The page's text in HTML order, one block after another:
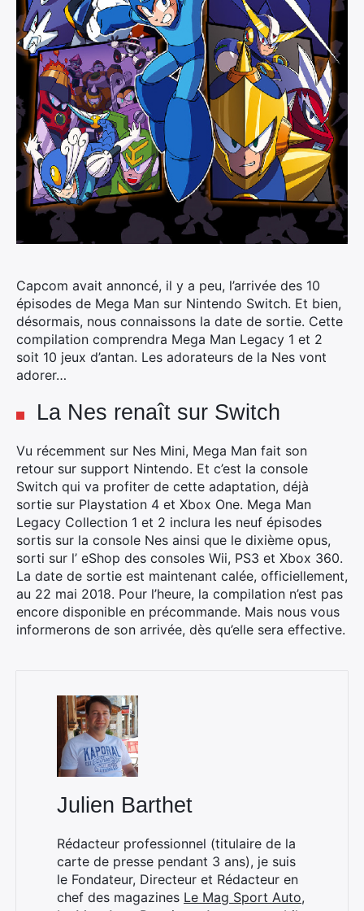
Capcom avait annoncé, il y a peu, l’arrivée des 10
épisodes de Mega Man sur Nintendo Switch. Et bien,
désormais, nous connaissons la date de sortie. Cette
compilation comprendra Mega Man Legacy 1 et 2
soit 10 jeux d’antan. Les adorateurs de la Nes vont
adorer…
La Nes renaît sur Switch
Vu récemment sur Nes Mini, Mega Man fait son
retour sur support Nintendo. Et c’est la console
Switch qui va profiter de cette adaptation, déjà
sortie sur Playstation 4 et Xbox One. Mega Man
Legacy Collection 1 et 2 inclura les neuf épisodes
sortis sur la console Nes ainsi que le dixième opus,
sorti sur l’ eShop des consoles Wii, PS3 et Xbox 360.
La date de sortie est maintenant calée, officiellement,
au 22 mai 2018. Pour l’heure, la compilation n’est pas
encore disponible en précommande. Mais nous vous
informerons de son arrivée, dès qu’elle sera effective.
Julien Barthet
Rédacteur professionnel (titulaire de la
carte de presse pendant 3 ans), je suis
le Fondateur, Directeur et Rédacteur en
chef des magazines Le Mag Sport Auto,